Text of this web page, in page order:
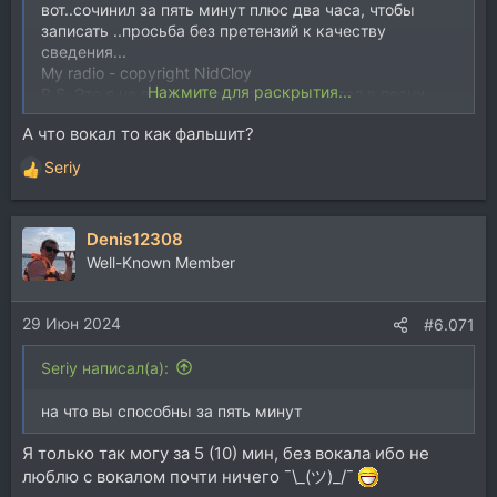
вот..сочинил за пять минут плюс два часа, чтобы
записать ..просьба без претензий к качеству
сведения...
My radio - copyright NidCloy
P.S. Это я не в тот топик разместил, хотел в песни
евродэнс, ну, какая разница....
Нажмите для раскрытия...
А что вокал то как фальшит?
Р
е
а
к
ц
и
и
:
Seriy
Denis12308
Well-Known Member
29 Июн 2024 #6.071
Seriy написал(а):
на что вы способны за пять минут
Я только так могу за 5 (10) мин, без вокала ибо не
люблю с вокалом почти ничего ¯\_(ツ)_/¯